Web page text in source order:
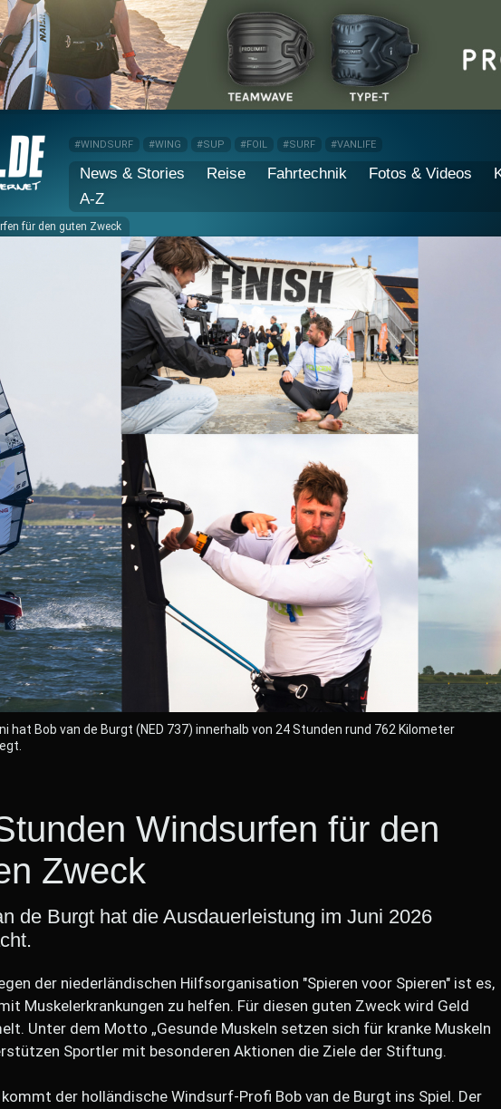
#WINDSURF #WING #SUP #FOIL #SURF #VANLIFE
News & Stories Reise Fahrtechnik Fotos & Videos
A-Z
für den guten Zweck
hat Bob van de Burgt (NED 737) innerhalb von 24 Stunden rund 762 Kilometer
Windsurfen für den
Zweck
de Burgt hat die Ausdauerleistung im Juni 2026
der niederländischen Hilfsorganisation "Spieren voor Spieren" ist es,
Muskelerkrankungen zu helfen. Für diesen guten Zweck wird Geld
Unter dem Motto „Gesunde Muskeln setzen sich für kranke Muskeln
Sportler mit besonderen Aktionen die Ziele der Stiftung.
kommt der holländische Windsurf-Profi Bob van de Burgt ins Spiel. Der